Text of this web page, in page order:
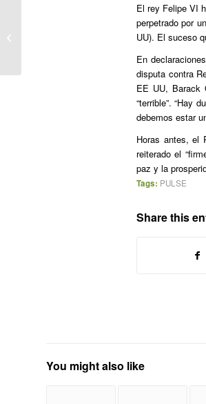
El rey Felipe VI
perpetrado por
UU). El suceso
En
disputa contra
EE UU, Barack
“terrible”. “Hay
debemos estar
Horas antes, el
reiterado el
paz y la
Tags: PULSE
Share this
You might also like
Trump dice que si los clientes del
club hubieran estado armados la